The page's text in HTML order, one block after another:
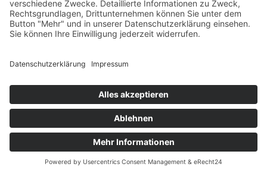
Jetzt anhören